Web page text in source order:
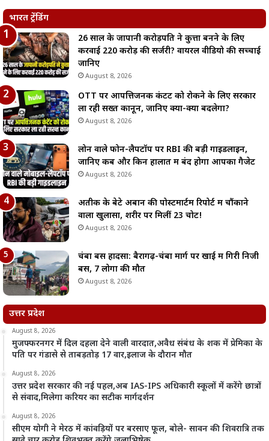
भारत ट्रेंडिंग
26 साल के जापानी करोड़पति ने कुत्ता बनने के लिए
करवाई 220 करोड़ की सर्जरी? वायरल वीडियो की सच्चाई
जानिए
August 8, 2026
OTT पर आपत्तिजनक कंटेंट को रोकने के लिए सरकार
ला रही सख्त कानून, जानिए क्या-क्या बदलेगा?
August 8, 2026
लोन वाले फोन-लैपटॉप पर RBI की बड़ी गाइडलाइन,
जानिए कब और किन हालात में बंद होगा आपका गैजेट
August 8, 2026
अतीक के बेटे अबान की पोस्टमार्टम रिपोर्ट में चौंकाने
वाला खुलासा, शरीर पर मिलीं 23 चोटें!
August 8, 2026
चंबा बस हादसा: बैरागढ़-चंबा मार्ग पर खाई में गिरी निजी
बस, 7 लोगों की मौत
August 8, 2026
उत्तर प्रदेश
August 8, 2026
मुजफ्फरनगर में दिल दहला देने वाली वारदात,अवैध संबंध के शक में प्रेमिका के
पति पर गंडासे से ताबड़तोड़ 17 वार,इलाज के दौरान मौत
August 8, 2026
उत्तर प्रदेश सरकार की नई पहल,अब IAS-IPS अधिकारी स्कूलों में करेंगे छात्रों
से संवाद,मिलेगा करियर का सटीक मार्गदर्शन
August 8, 2026
सीएम योगी ने मेरठ में कांवड़ियों पर बरसाए फूल, बोले- सावन की शिवरात्रि तक